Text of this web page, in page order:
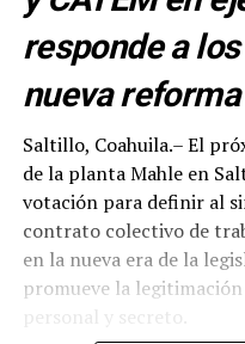
responde a
nueva
Saltillo, Coahuila.– El
de la planta Mahle en
votación para definir al
contrato colectivo de
en la nueva era de la
promueve la